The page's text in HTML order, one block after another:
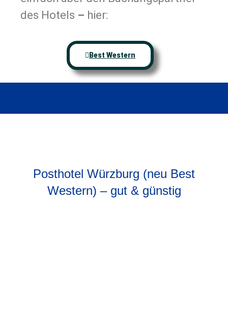
des Hotels – hier:
Best Western
Posthotel Würzburg (neu Best
Western) – gut & günstig